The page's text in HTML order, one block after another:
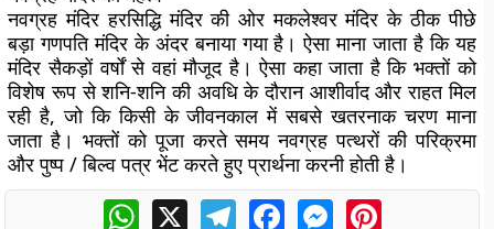
नवग्रह मंदिर हरसिद्धि मंदिर की ओर मकलेश्वर मंदिर के ठीक पीछे
बड़ा गणपति मंदिर के अंदर बनाया गया है। ऐसा माना जाता है कि यह
मंदिर सैकड़ों वर्षों से वहां मौजूद है। ऐसा कहा जाता है कि भक्तों को
विशेष रूप से शनि-शनि की अवधि के दौरान आशीर्वाद और राहत मिल
रही है, जो कि किसी के जीवनकाल में सबसे खतरनाक चरण माना
जाता है। भक्तों को पूजा करते समय नवग्रह पत्थरों की परिक्रमा
और पुष्प / बिल्व पत्र भेंट करते हुए प्रार्थना करनी होती है।
WhatsApp
X TelegramFacebookMessengerPinterest